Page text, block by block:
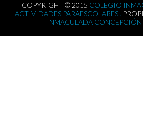
COPYRIGHT © 2015 COLEGIO
ACTIVIDADES PARAESCOLARES .
INMACULADA CONCEPCIÓN